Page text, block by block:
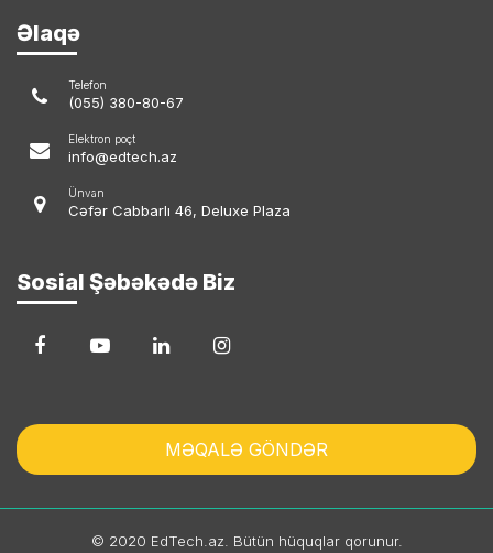
Əlaqə
Telefon
(055) 380-80-67
Elektron poçt
info@edtech.az
Ünvan
Cəfər Cabbarlı 46, Deluxe Plaza
Sosial Şəbəkədə Biz
MƏQALƏ GÖNDƏR
© 2020 EdTech.az. Bütün hüquqlar qorunur.